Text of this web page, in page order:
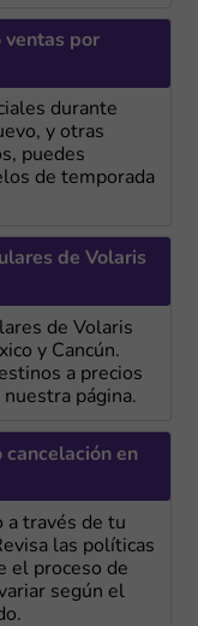
ventas por
durante
y otras
puedes
de temporada
de Volaris
de Volaris
y Cancún.
a precios
página.
cancelación en
a través de tu
las políticas
el proceso de
según el